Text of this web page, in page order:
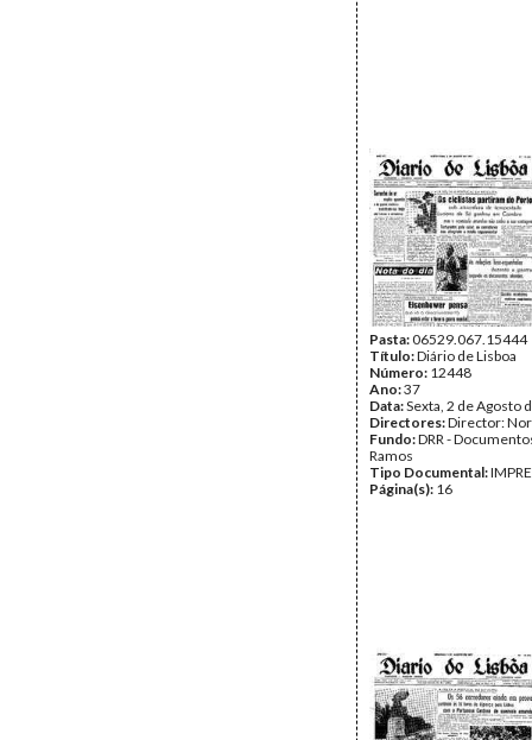
Pasta:06529.067.15444
Título:Diário de Lisboa
Número: 12448
Ano:37
Data:Sexta, 2 de Agosto
Directores:Director:
Fundo:DRR -
Ramos
Tipo Documental:
Página(s): 16